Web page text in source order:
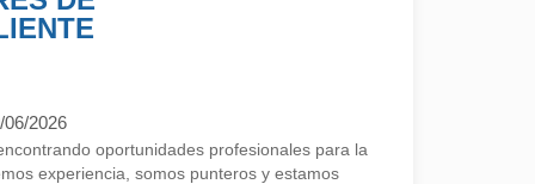
06/2026
oportunidades profesionales para la
experiencia, somos punteros y estamos